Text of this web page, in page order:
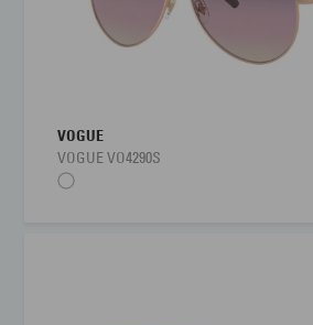
VOGUE
VOGUE VO4290S